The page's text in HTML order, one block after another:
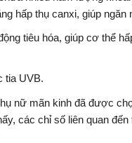
hấp thụ canxi, giúp
tiêu hóa, giúp cơ thể
tia UVB.
nữ mãn kinh đã được
các chỉ số liên quan